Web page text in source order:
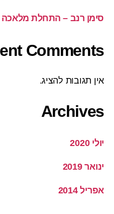
סימן רנב – התחלת
Comments
אין תגובות להציג.
Archives
יולי 2020
ינואר 2019
אפריל 2014